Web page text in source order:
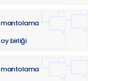
mantolama
oy birliği
mantolama